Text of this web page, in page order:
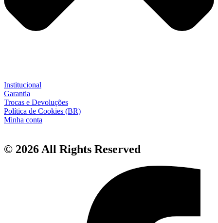
Institucional
Garantia
Trocas e Devoluções
Política de Cookies (BR)
Minha conta
© 2026 All Rights Reserved